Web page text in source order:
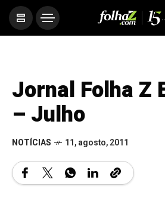
Jornal Folha Z
– Julho
NOTÍCIAS 11, agosto, 2011